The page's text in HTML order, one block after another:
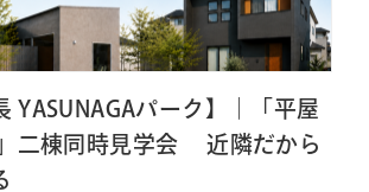
YASUNAGAパーク】｜「平屋
二棟同時見学会 近隣だから